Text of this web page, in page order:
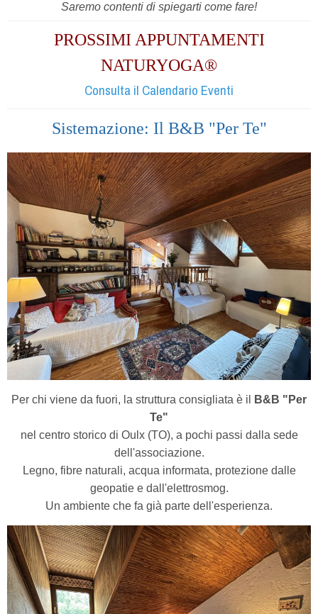
Saremo contenti di spiegarti come fare!
PROSSIMI APPUNTAMENTI
NATURYOGA®
Consulta il Calendario Eventi
Sistemazione: Il B&B "Per Te"
Per chi viene da fuori, la struttura consigliata è il
B&B "Per
Te"
nel centro storico di Oulx (TO), a pochi passi dalla sede
dell'associazione.
Legno, fibre naturali, acqua informata, protezione dalle
geopatie e dall'elettrosmog.
Un ambiente che fa già parte dell'esperienza.